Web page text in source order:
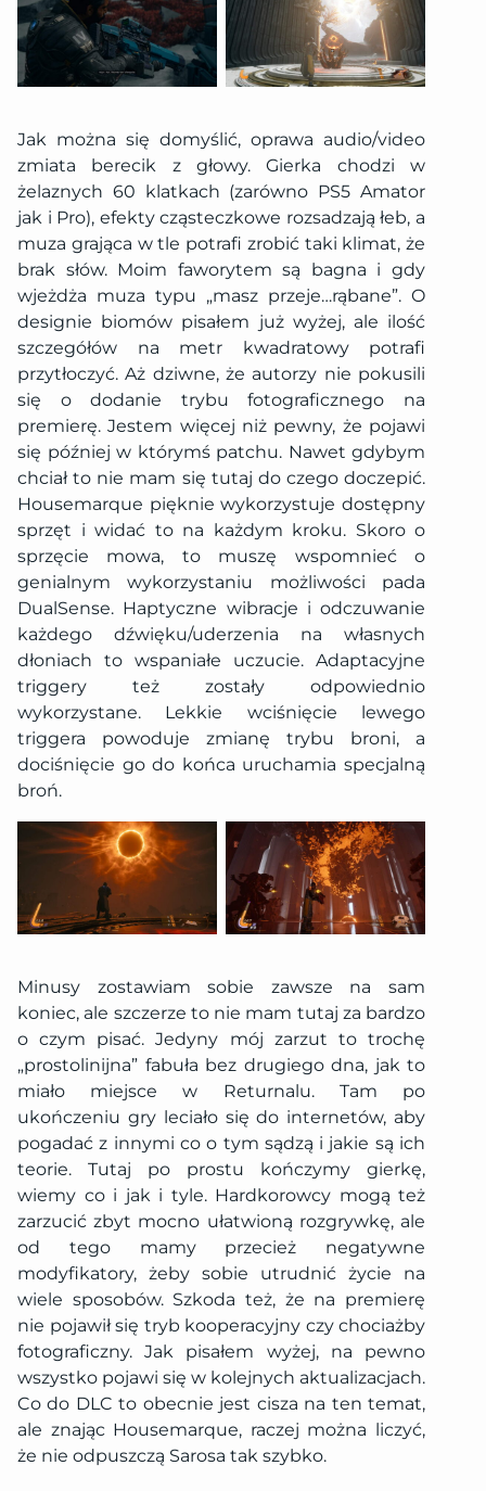
Jak można się domyślić, oprawa audio/video
zmiata berecik z głowy. Gierka chodzi w
żelaznych 60 klatkach (zarówno PS5 Amator
jak i Pro), efekty cząsteczkowe rozsadzają łeb, a
muza grająca w tle potrafi zrobić taki klimat, że
brak słów. Moim faworytem są bagna i gdy
wjeżdża muza typu „masz przeje…rąbane”. O
designie biomów pisałem już wyżej, ale ilość
szczegółów na metr kwadratowy potrafi
przytłoczyć. Aż dziwne, że autorzy nie pokusili
się o dodanie trybu fotograficznego na
premierę. Jestem więcej niż pewny, że pojawi
się później w którymś patchu. Nawet gdybym
chciał to nie mam się tutaj do czego doczepić.
Housemarque pięknie wykorzystuje dostępny
sprzęt i widać to na każdym kroku. Skoro o
sprzęcie mowa, to muszę wspomnieć o
genialnym wykorzystaniu możliwości pada
DualSense. Haptyczne wibracje i odczuwanie
każdego dźwięku/uderzenia na własnych
dłoniach to wspaniałe uczucie. Adaptacyjne
triggery też zostały odpowiednio
wykorzystane. Lekkie wciśnięcie lewego
triggera powoduje zmianę trybu broni, a
dociśnięcie go do końca uruchamia specjalną
broń.
Minusy zostawiam sobie zawsze na sam
koniec, ale szczerze to nie mam tutaj za bardzo
o czym pisać. Jedyny mój zarzut to trochę
„prostolinijna” fabuła bez drugiego dna, jak to
miało miejsce w Returnalu. Tam po
ukończeniu gry leciało się do internetów, aby
pogadać z innymi co o tym sądzą i jakie są ich
teorie. Tutaj po prostu kończymy gierkę,
wiemy co i jak i tyle. Hardkorowcy mogą też
zarzucić zbyt mocno ułatwioną rozgrywkę, ale
od tego mamy przecież negatywne
modyfikatory, żeby sobie utrudnić życie na
wiele sposobów. Szkoda też, że na premierę
nie pojawił się tryb kooperacyjny czy chociażby
fotograficzny. Jak pisałem wyżej, na pewno
wszystko pojawi się w kolejnych aktualizacjach.
Co do DLC to obecnie jest cisza na ten temat,
ale znając Housemarque, raczej można liczyć,
że nie odpuszczą Sarosa tak szybko.